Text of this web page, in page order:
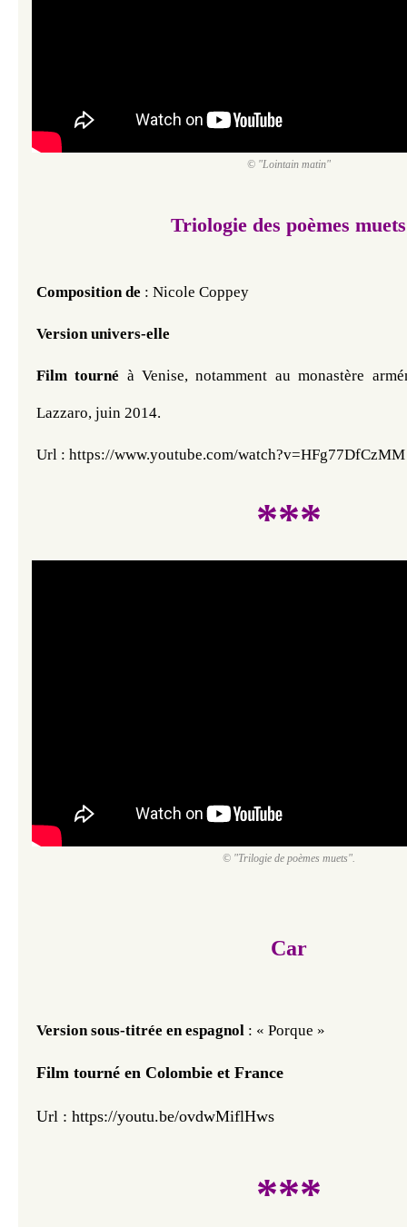
© "Lointain matin"
Triologie des poèmes muets
Composition de : Nicole Coppey
Version univers-elle
Film tourné à Venise, notamment au monastère
Lazzaro, juin 2014.
Url : https://www.youtube.com/watch?v=HFg77DfCzMM
***
© "Trilogie de poèmes muets".
Car
Version sous-titrée en espagnol : « Porque »
Film tourné en Colombie et France
Url : https://youtu.be/ovdwMiflHws
***